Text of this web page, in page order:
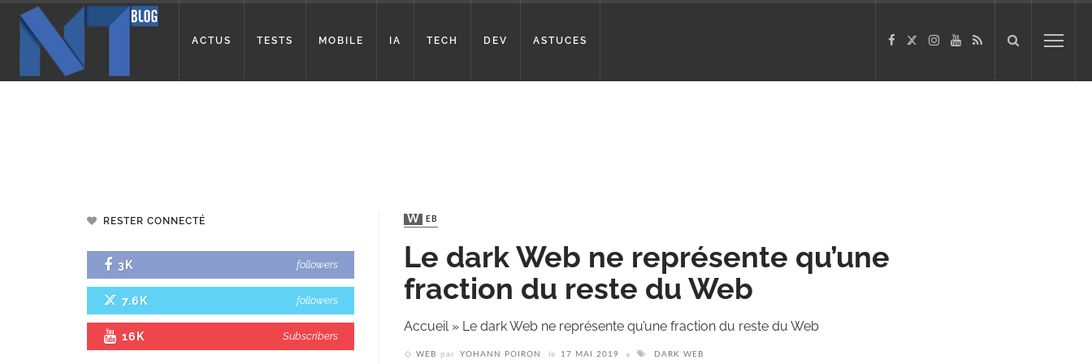
ACTUS TESTS MOBILE IA TECH DEV ASTUCES
WEB
Le dark Web ne représente qu’une
fraction du reste du Web
Accueil» Le dark Web ne représente qu’une fraction du reste du Web
WEB par YOHANN POIRON le 17 MAI 2019 DARK WEB
RESTER CONNECTÉ
3K followers
7.6K followers
16K Subscribers